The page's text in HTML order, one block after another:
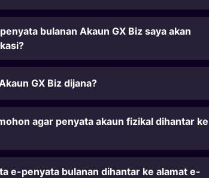
bulanan Akaun GX Biz saya akan
GX Biz dijana?
agar penyata akaun fizikal dihantar ke
e-penyata bulanan dihantar ke alamat e-